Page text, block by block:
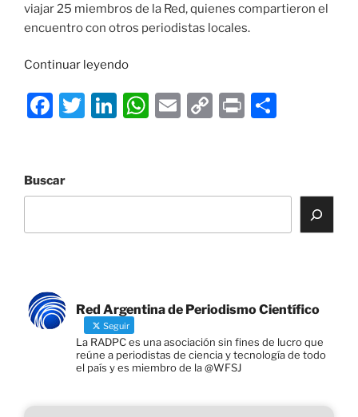
viajar 25 miembros de la Red, quienes compartieron el
encuentro con otros periodistas locales.
Continuar leyendo«JORNADAS
CAPACITACIÓN
EN
CÓRDOBA»
F
e
b
o
T
Li
dI
n
W
A
p
E
C
Li
n
P
ar
tir
Buscar
Red Argentina de Periodismo Científico
Seguir
La RADPC es una asociación sin fines de lucro que
reúne a periodistas de ciencia y tecnología de todo
el país y es miembro de la @WFSJ